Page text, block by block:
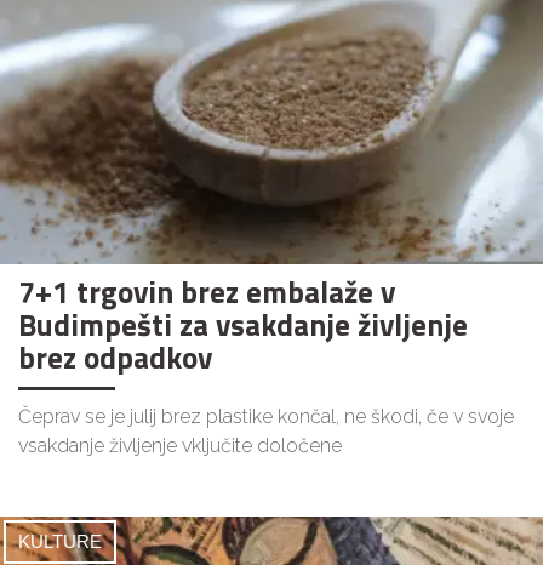
7+1 trgovin brez embalaže v
Budimpešti za vsakdanje življenje
brez odpadkov
Čeprav se je julij brez plastike končal, ne škodi, če v svoje
vsakdanje življenje vključite določene
KULTURE